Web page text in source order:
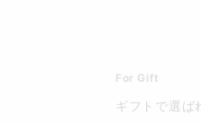
For Gift
ギフトで選ば